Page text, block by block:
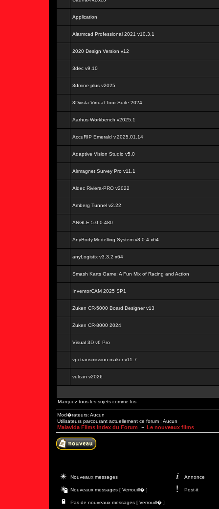
Application
Alarmcad Professional 2021 v10.3.1
2020 Design Version v12
3dec v9.10
3dmine plus v2025
3Dvista Virtual Tour Suite 2024
Aarhus Workbench v2025.1
AccuRIP Emerald v.2025.01.14
Adaptive Vision Studio v5.0
Airmagnet Survey Pro v11.1
Aldec Riviera-PRO v2022
Amberg Tunnel v2.22
ANGLE 5.0.0.480
AnyBody.Modelling.System.v8.0.4 x64
anyLogistix v3.3.2 x64
Smash Karts Game: A Fun Mix of Racing and Action
InventorCAM 2025 SP1
Zuken CR-5000 Board Designer v13
Zuken CR-8000 2024
Visual 3D v6 Pro
vpi transmission maker v11.7
vulcan v2026
Marquez tous les sujets comme lus
Mod�rateurs: Aucun
Utilisateurs parcourant actuellement ce forum : Aucun
Malavida Films Index du Forum ~ Le nouveaux films
Nouveaux messages Annonce
Nouveaux messages [ Verrouill� ] Post-it
Pas de nouveaux messages [ Verrouill� ]